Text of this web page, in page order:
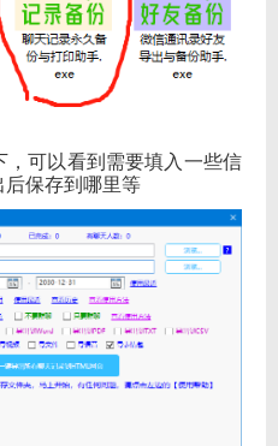
，可以看到需要填入一些信
后保存到哪里等